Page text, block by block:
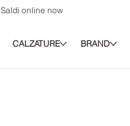
Saldi online now
CALZATURE BRAND